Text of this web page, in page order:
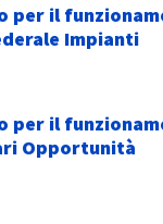
per il
Impianti
per il
Opportunità